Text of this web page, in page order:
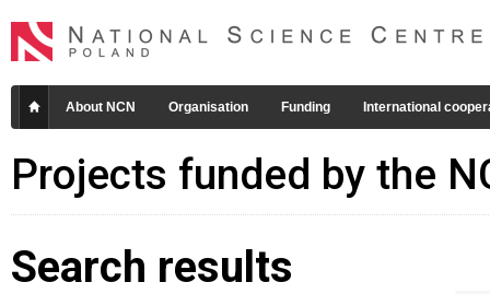
About NCN Organisation Funding International
Projects funded by the
Search results